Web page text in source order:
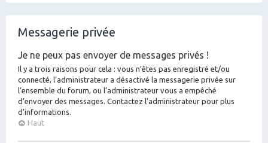
Messagerie privée
Je ne peux pas envoyer de messages privés !
Il y a trois raisons pour cela : vous n’êtes pas enregistré et/ou
connecté, l’administrateur a désactivé la messagerie privée sur
l’ensemble du forum, ou l’administrateur vous a empêché
d’envoyer des messages. Contactez l’administrateur pour plus
d’informations.
Haut